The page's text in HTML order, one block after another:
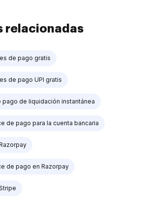
relacionadas
de pago gratis
de pago UPI gratis
de liquidación instantánea
de pago para la cuenta bancaria
de pago en Razorpay